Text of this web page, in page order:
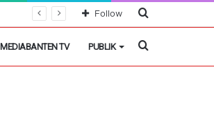
Cari
Follow
MEDIABANTEN TV PUBLIK Cari